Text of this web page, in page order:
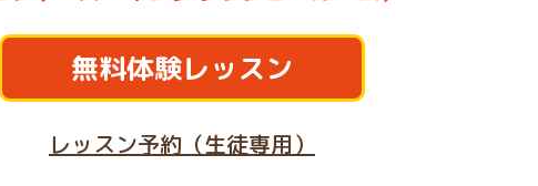
無料体験レッスン
レッスン予約（生徒専用）